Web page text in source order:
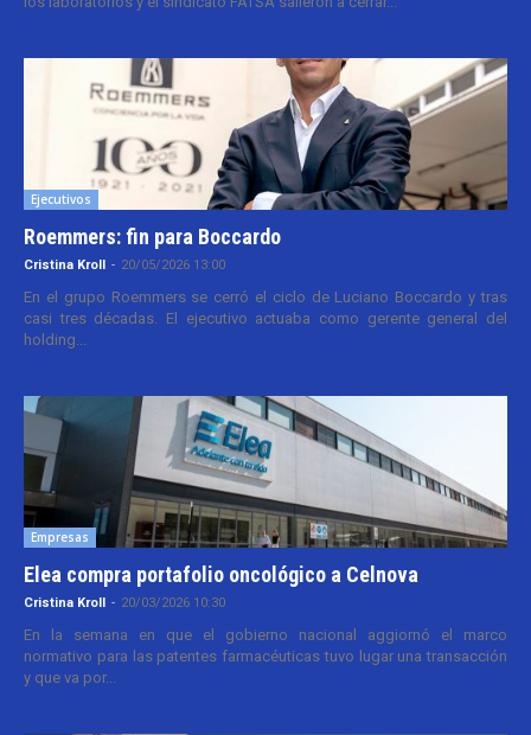
Ejecutivos
Roemmers: fin para Boccardo
Cristina Kroll - 20/05/2026 13:00
En el grupo Roemmers se cerró el ciclo de Luciano Boccardo y tras
casi tres décadas. El ejecutivo actuaba como gerente general del
holding...
Empresas
Elea compra portafolio oncológico a Celnova
Cristina Kroll - 20/03/2026 10:30
En la semana en que el gobierno nacional aggiornó el marco
normativo para las patentes farmacéuticas tuvo lugar una transacción
y que va por...